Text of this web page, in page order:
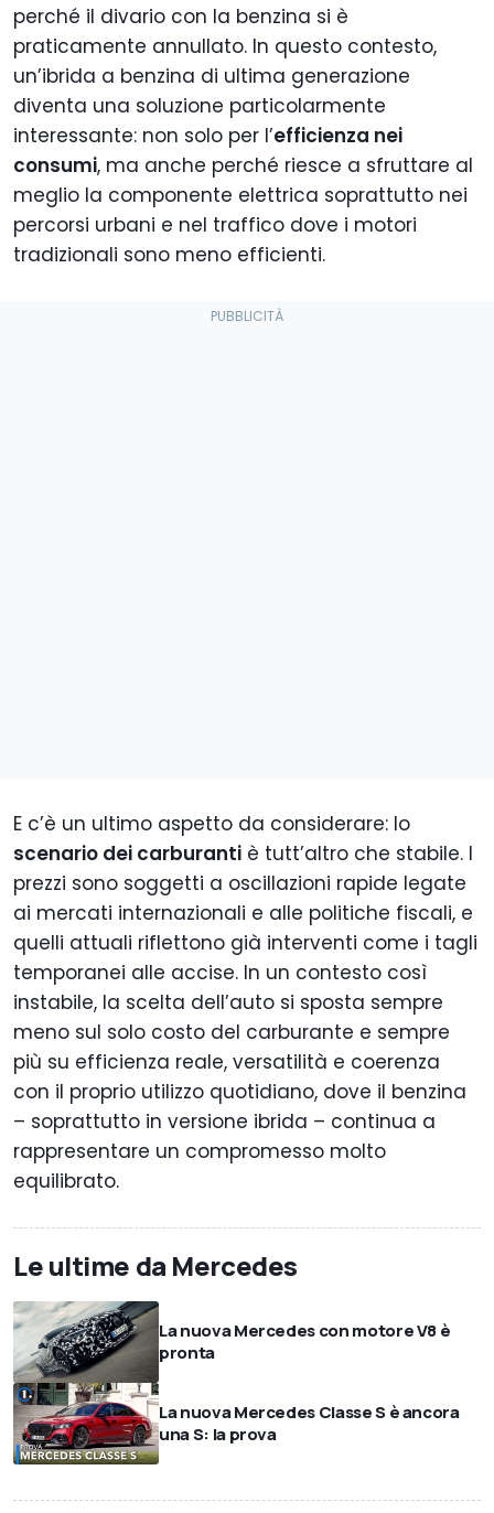
perché il divario con la benzina si è
praticamente annullato. In questo contesto,
un’ibrida a benzina di ultima generazione
diventa una soluzione particolarmente
interessante: non solo per l’efficienza nei
consumi, ma anche perché riesce a sfruttare al
meglio la componente elettrica soprattutto nei
percorsi urbani e nel traffico dove i motori
tradizionali sono meno efficienti.
E c’è un ultimo aspetto da considerare: lo
scenario dei carburanti è tutt’altro che stabile. I
prezzi sono soggetti a oscillazioni rapide legate
ai mercati internazionali e alle politiche fiscali, e
quelli attuali riflettono già interventi come i tagli
temporanei alle accise. In un contesto così
instabile, la scelta dell’auto si sposta sempre
meno sul solo costo del carburante e sempre
più su efficienza reale, versatilità e coerenza
con il proprio utilizzo quotidiano, dove il benzina
– soprattutto in versione ibrida – continua a
rappresentare un compromesso molto
equilibrato.
Le ultime da Mercedes
La nuova Mercedes con motore V8 è
pronta
La nuova Mercedes Classe S è ancora
una S: la prova